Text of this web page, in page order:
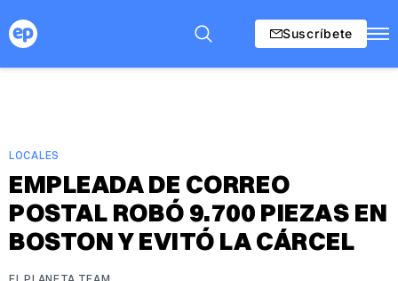
Suscríbete
LOCALES
EMPLEADA DE CORREO
POSTAL ROBÓ 9.700 PIEZAS EN
BOSTON Y EVITÓ LA CÁRCEL